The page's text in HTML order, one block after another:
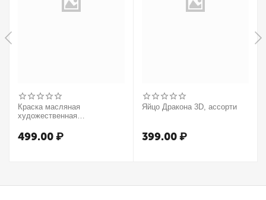
Краска масляная
художественная
37мл, туба, оранжевый
499.00₽
Яйцо Дракона 3D, ассорти
399.00₽